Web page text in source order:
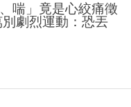
喘」竟是心絞痛徵
劇烈運動：恐丟